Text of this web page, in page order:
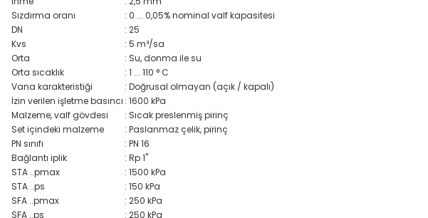
Sızdırma oranı
: 0 ... 0,05% nominal valf kapasitesi
DN
: 25
Kvs
: 5 m³/sa
Orta
: Su, donma ile su
Orta sıcaklık
: 1 ... 110 ° C
Vana karakteristiği
: Doğrusal olmayan (açık / kapalı)
İzin verilen işletme basıncı : 1600 kPa
Malzeme, valf gövdesi
: Sıcak preslenmiş pirinç
Set içindeki malzeme
: Paslanmaz çelik, pirinç
PN sınıfı
: PN 16
Bağlantı iplik
: Rp 1"
STA ..pmax
: 1500 kPa
STA ..ps
: 150 kPa
SFA ..pmax
: 250 kPa
SFA ..ps
: 250 kPa